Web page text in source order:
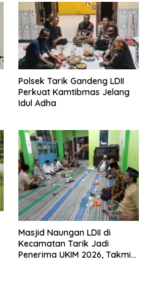
Polsek Tarik Gandeng LDII
Perkuat Kamtibmas Jelang
Idul Adha
Masjid Naungan LDII di
Kecamatan Tarik Jadi
Penerima UKIM 2026, Takmir